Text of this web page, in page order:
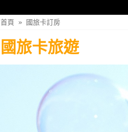
首頁 » 國旅卡訂房
國旅卡旅遊